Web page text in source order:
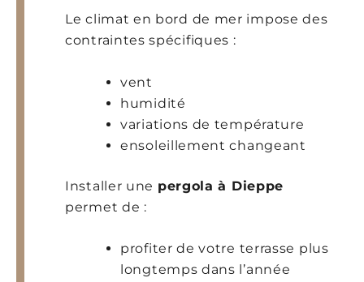
Le climat en bord de mer impose des
contraintes spécifiques :
vent
humidité
variations de température
ensoleillement changeant
Installer une pergola à Dieppe
permet de :
profiter de votre terrasse plus
longtemps dans l’année